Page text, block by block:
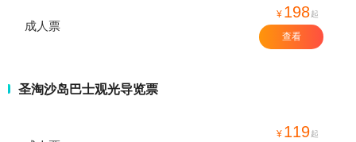
成人票
¥ 198起
查看
圣淘沙岛巴士观光导览票
¥ 119起